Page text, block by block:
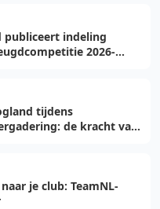
publiceert indeling
2026-
tijdens
de kracht van
je club: TeamNL-